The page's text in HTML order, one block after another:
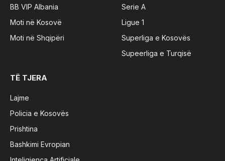
BB VIP Albania
Moti në Kosovë
Moti në Shqipëri
Serie A
Ligue 1
Superliga e Kosovës
Supeerliga e Turqisë
TË TJERA
Lajme
Policia e Kosovës
Prishtina
Bashkimi Evropian